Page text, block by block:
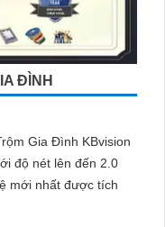
ĐÌNH
Gia Đình KBvision
độ nét lên đến 2.0